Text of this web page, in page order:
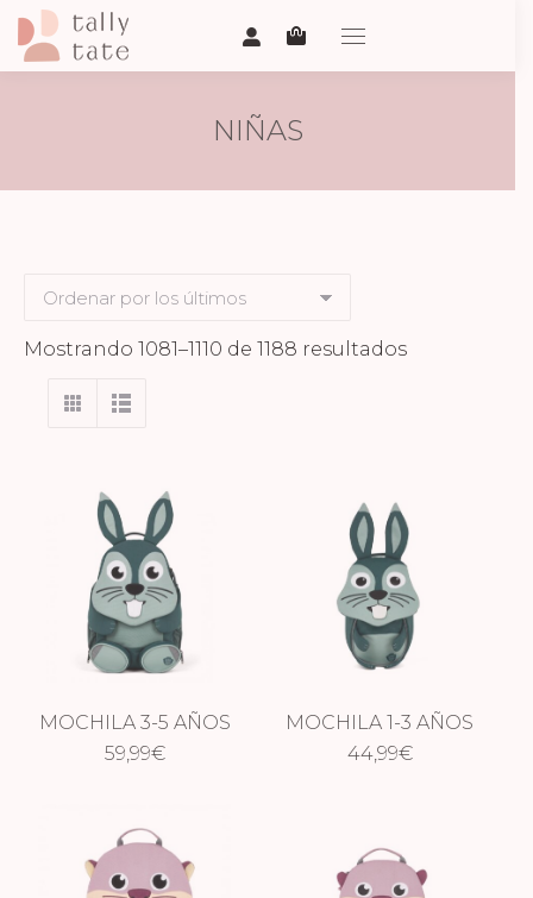
NIÑAS
Mostrando 1081–1110 de 1188 resultadosOrdenado
MOCHILA 3-5 AÑOS
CONEJO
59,99€
MOCHILA 1-3 AÑOS
CONEJO
44,99€